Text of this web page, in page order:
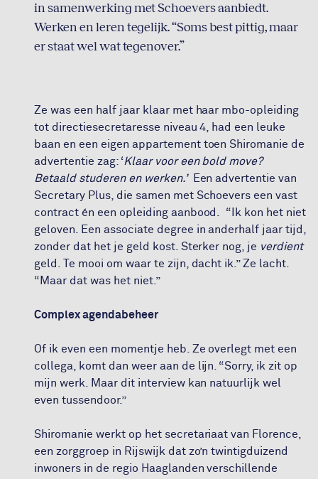
in samenwerking met Schoevers aanbiedt.
Werken en leren tegelijk. “Soms best pittig, maar
er staat wel wat tegenover.”
Ze was een half jaar klaar met haar mbo-opleiding
tot directiesecretaresse niveau 4, had een leuke
baan en een eigen appartement toen Shiromanie de
advertentie zag: ‘Klaar voor een bold move?
Betaald studeren en werken.’ Een advertentie van
Secretary Plus, die samen met Schoevers een vast
contract én een opleiding aanbood.
“Ik kon het niet
geloven. Een associate degree in anderhalf jaar tijd,
zonder dat het je geld kost. Sterker nog, je verdient
geld. Te mooi om waar te zijn, dacht ik.” Ze lacht.
“Maar dat was het niet.”
Complex agendabeheer
Of ik even een momentje heb. Ze overlegt met een
collega, komt dan weer aan de lijn. “Sorry, ik zit op
mijn werk. Maar dit interview kan natuurlijk wel
even tussendoor.”
Shiromanie werkt op het secretariaat van Florence,
een zorggroep in Rijswijk dat zo’n twintigduizend
inwoners in de regio Haaglanden verschillende